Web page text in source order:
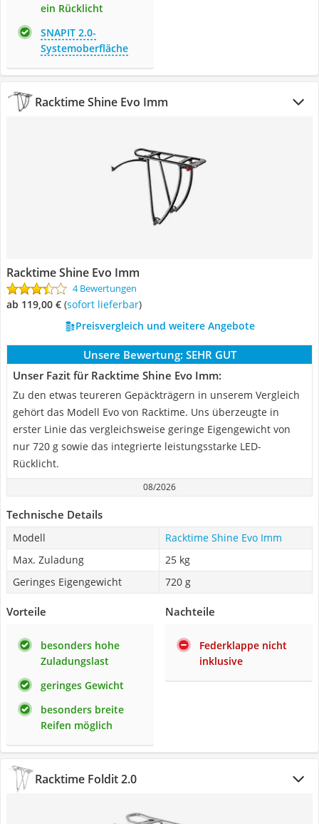
ein Rücklicht
SNAPIT 2.0-
Systemoberfläche
Racktime Shine Evo Imm
Racktime Shine Evo Imm
4 Bewertungen
ab 119,00 € ( Sofort lieferbar)
Preisvergleich und weitere Angebote
Unsere Bewertung: SEHR GUT
Unser Fazit für Racktime Shine Evo Imm:
Zu den etwas teureren Gepäckträgern in unserem Vergleich
gehört das Modell Evo von Racktime. Uns überzeugte in
erster Linie das vergleichsweise geringe Eigengewicht von
nur 720 g sowie das integrierte leistungsstarke LED-
Rücklicht.
08/2026
Technische Details
Modell
Racktime Shine Evo Imm
Max. Zuladung
25 kg
Geringes Eigengewicht
720 g
Vorteile
besonders hohe
Zuladungslast
geringes Gewicht
besonders breite
Reifen möglich
Nachteile
Federklappe nicht
inklusive
Racktime Foldit 2.0